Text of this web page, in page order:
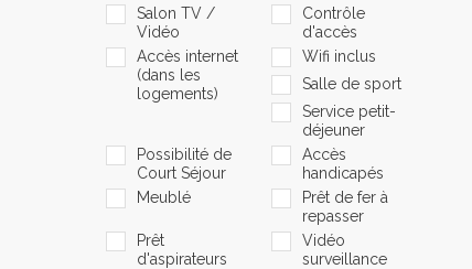
Salon TV /
Vidéo
Contrôle
d'accès
Accès internet
(dans les
logements)
Wifi inclus
Salle de sport
Service petit-
déjeuner
Possibilité de
Court Séjour
Accès
handicapés
Meublé
Prêt de fer à
repasser
Prêt
d'aspirateurs
Vidéo
surveillance